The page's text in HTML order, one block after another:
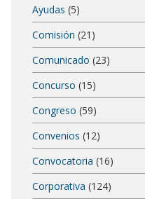
Ayudas (5)
Comisión (21)
Comunicado (23)
Concurso (15)
Congreso (59)
Convenios (12)
Convocatoria (16)
Corporativa (124)